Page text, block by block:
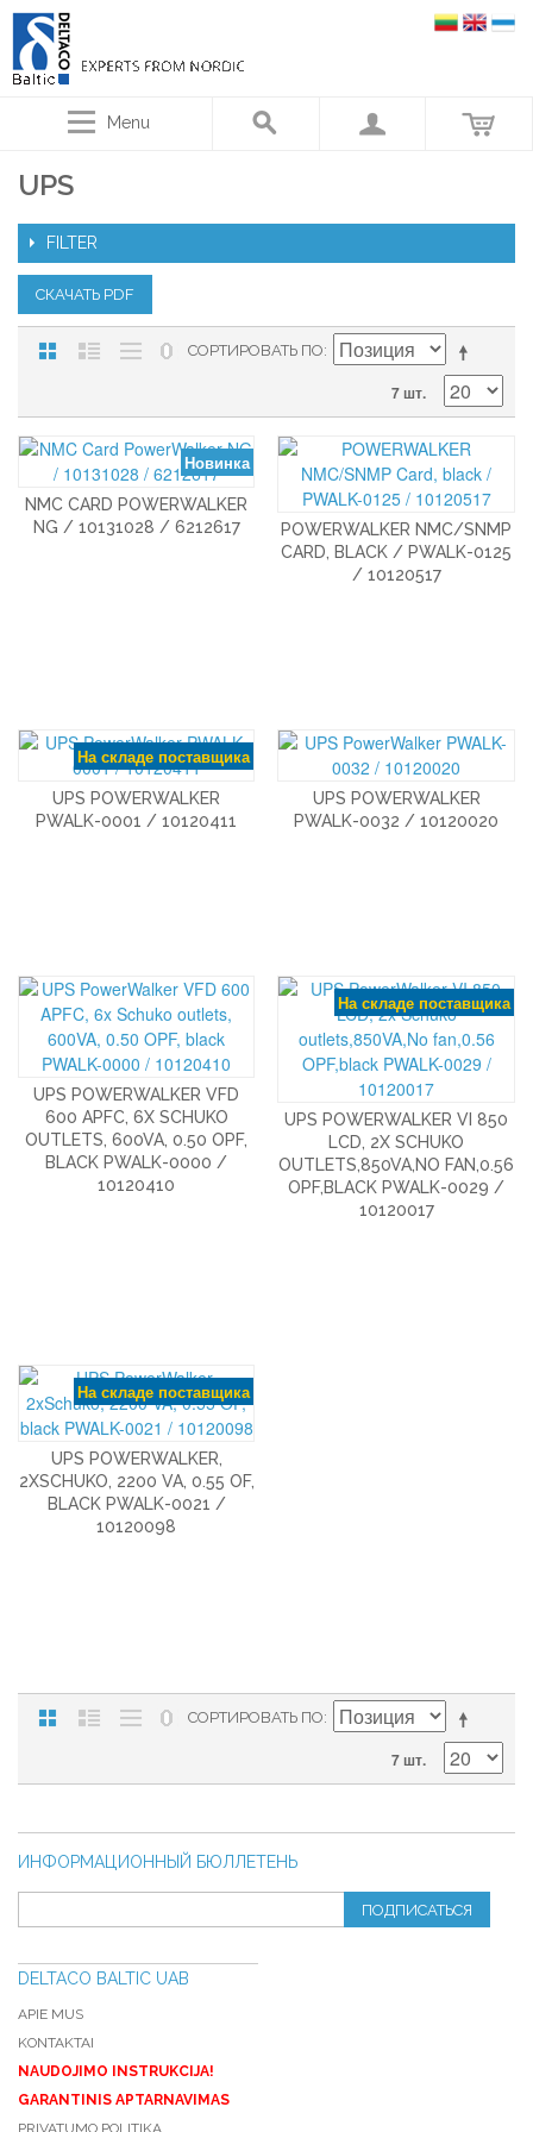
Menu
UPS
FILTER
СКАЧАТЬ PDF
СОРТИРОВАТЬ ПО
7 шт.
Новинка
NMC CARD POWERWALKER
NG / 10131028 / 6212617
POWERWALKER NMC/SNMP
CARD, BLACK / PWALK-0125
/ 10120517
На складе поставщика
UPS POWERWALKER
PWALK-0001 / 10120411
UPS POWERWALKER
PWALK-0032 / 10120020
UPS POWERWALKER VFD
600 APFC, 6X SCHUKO
OUTLETS, 600VA, 0.50 OPF,
BLACK PWALK-0000 /
10120410
На складе поставщика
UPS POWERWALKER VI 850
LCD, 2X SCHUKO
OUTLETS,850VA,NO FAN,0.56
OPF,BLACK PWALK-0029 /
10120017
На складе поставщика
UPS POWERWALKER,
2XSCHUKO, 2200 VA, 0.55 OF,
BLACK PWALK-0021 /
10120098
СОРТИРОВАТЬ ПО
7 шт.
ИНФОРМАЦИОННЫЙ БЮЛЛЕТЕНЬ
ПОДПИСАТЬСЯ
DELTACO BALTIC UAB
APIE MUS
KONTAKTAI
NAUDOJIMO INSTRUKCIJA!
GARANTINIS APTARNAVIMAS
PRIVATUMO POLITIKA